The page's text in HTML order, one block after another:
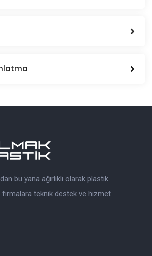
bu yana ağırlıklı olarak plastik
firmalara teknik destek ve hizmet